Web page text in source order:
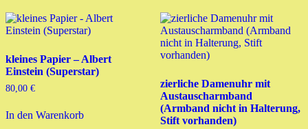
kleines Papier – Albert
Einstein (Superstar)
80,00 €
In den Warenkorb
zierliche Damenuhr mit
Austauscharmband
(Armband nicht in Halterung,
Stift vorhanden)